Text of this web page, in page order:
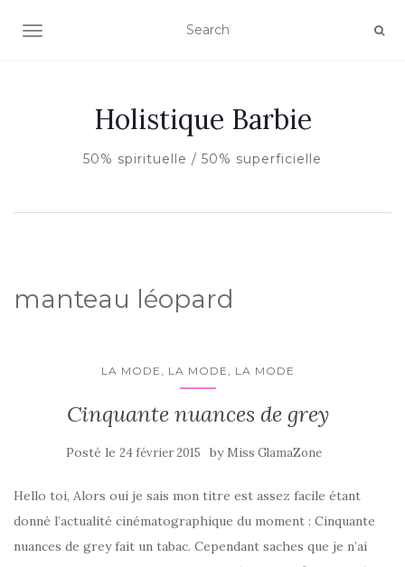
AFFICHER/MASQUER LA NAVIGATION
Holistique Barbie
50% spirituelle / 50% superficielle
manteau léopard
LA MODE, LA MODE, LA MODE
Cinquante nuances de grey
Posté le 24 février 2015 by Miss GlamaZone
Hello toi, Alors oui je sais mon titre est assez facile étant
donné l’actualité cinématographique du moment : Cinquante
nuances de grey fait un tabac. Cependant saches que je n’ai